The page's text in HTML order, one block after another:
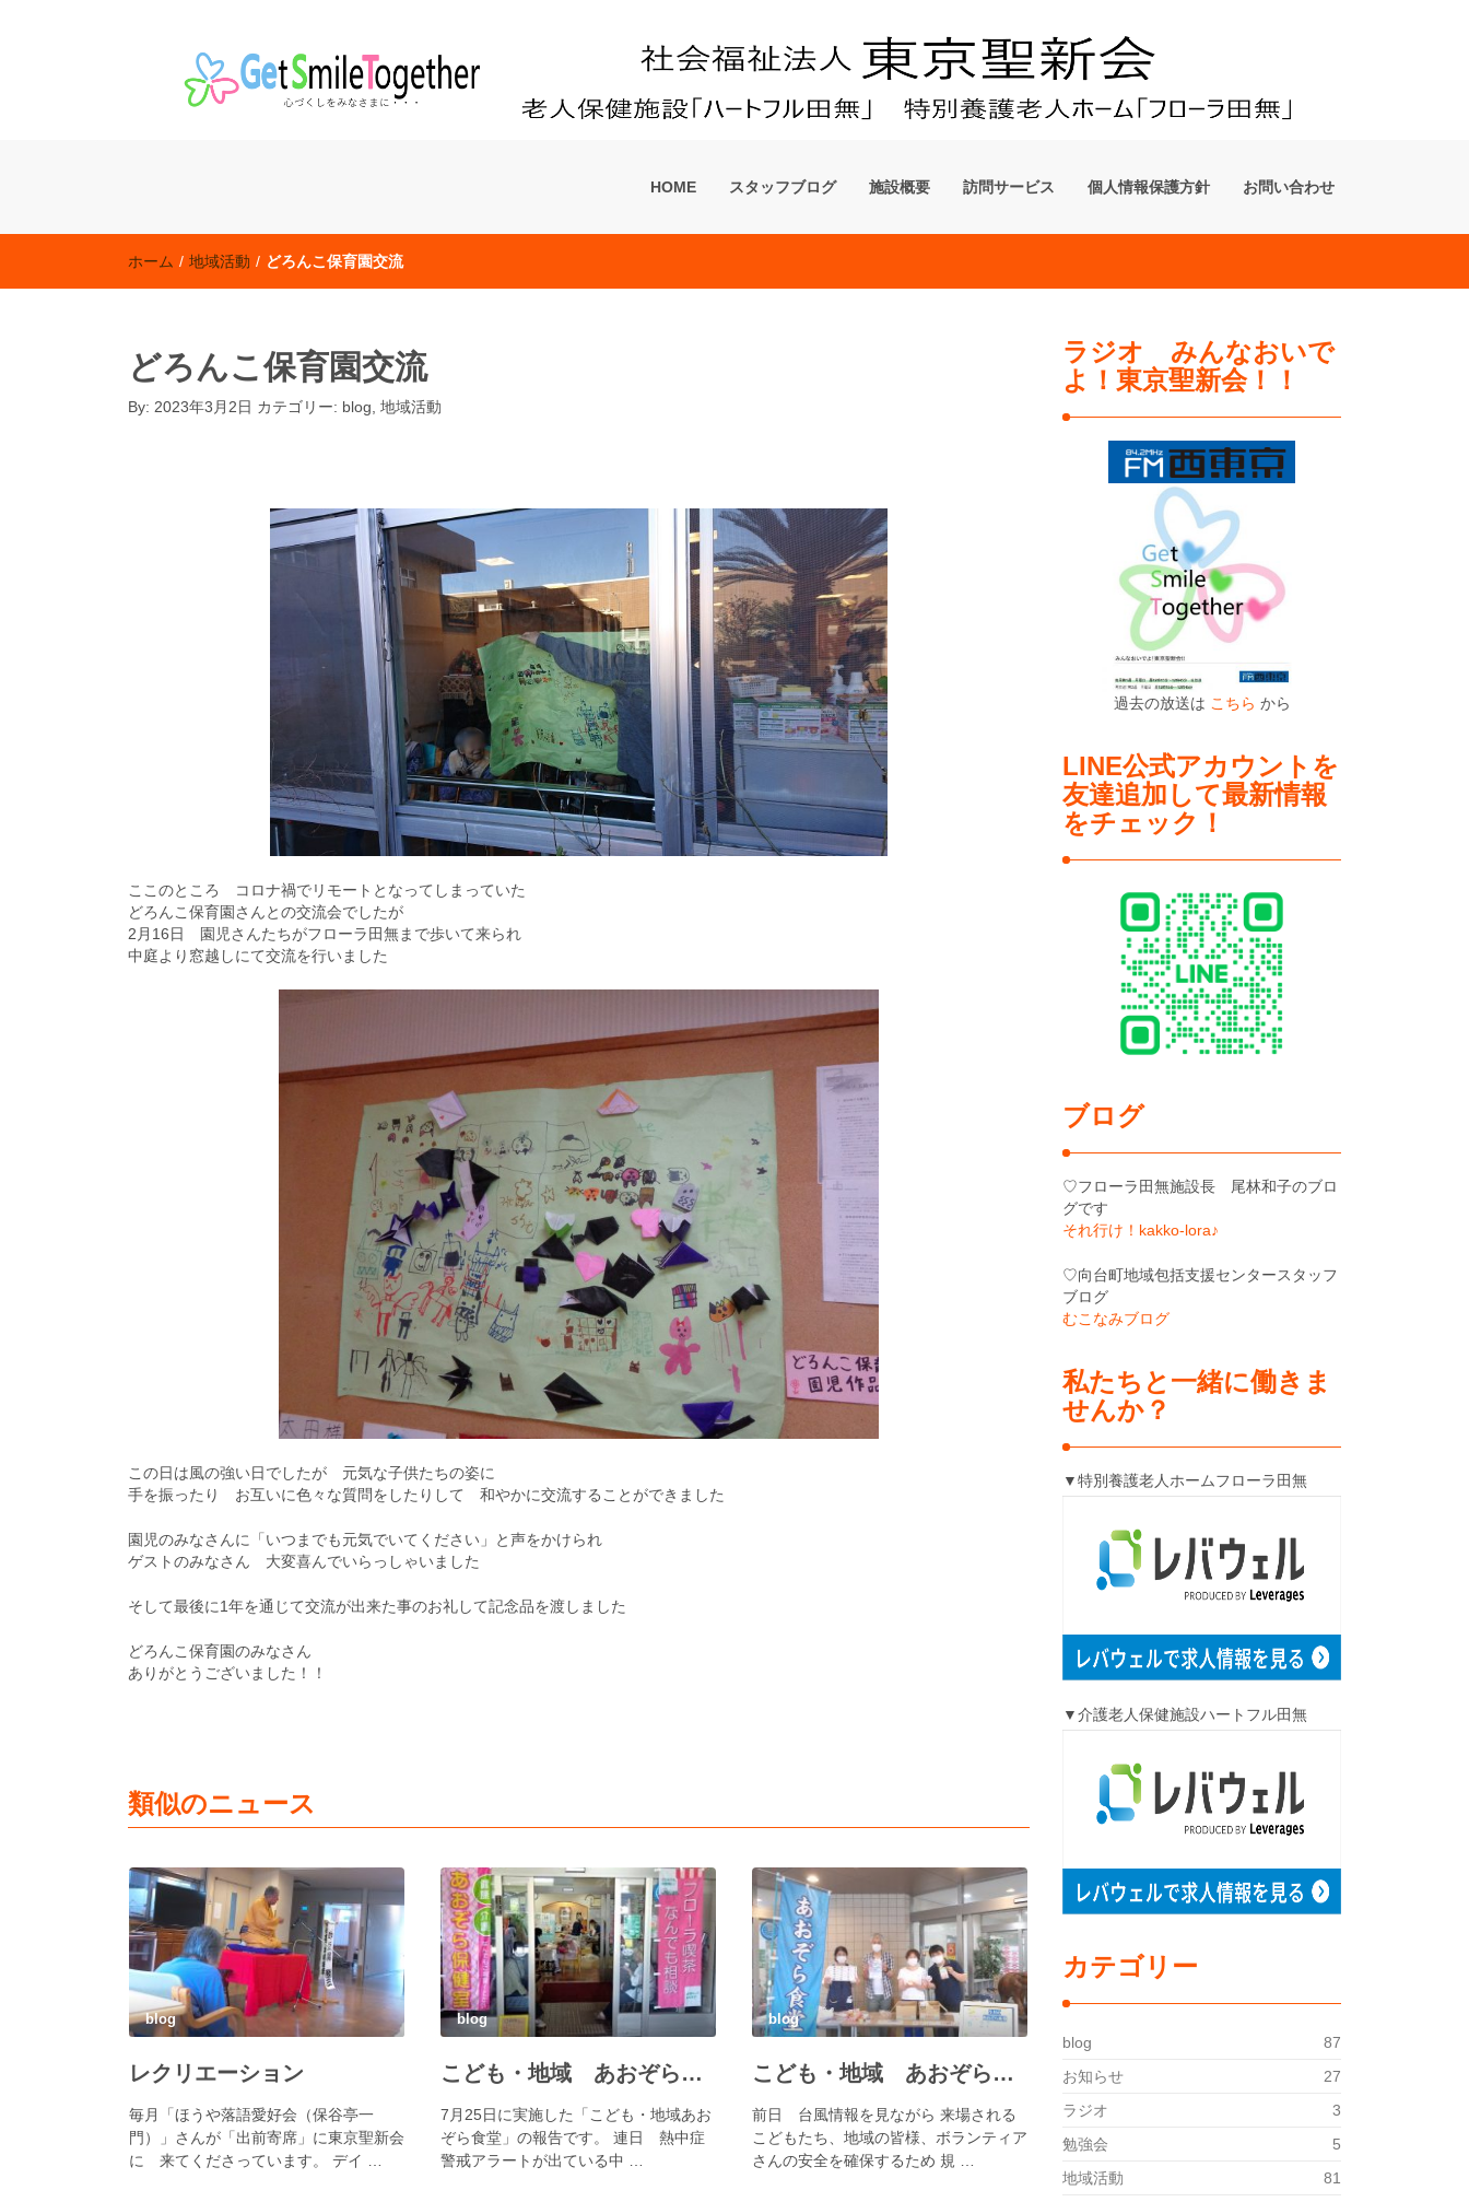
HOME スタッフブログ 施設概要 訪問サービス 個人情報保護方針 お問い合わせ
ホーム / 地域活動 / どろんこ保育園交流
どろんこ保育園交流
By: 2023年3月2日 カテゴリー: blog 地域活動
ここのところ コロナ禍でリモートとなってしまっていた
どろんこ保育園さんとの交流会でしたが
2月16日 園児さんたちがフローラ田無まで歩いて来られ
中庭より窓越しにて交流を行いました
この日は風の強い日でしたが 元気な子供たちの姿に
手を振ったり お互いに色々な質問をしたりして 和やかに交流することができました
園児のみなさんに「いつまでも元気でいてください」と声をかけられ
ゲストのみなさん 大変喜んでいらっしゃいました
そして最後に1年を通じて交流が出来た事のお礼して記念品を渡しました
どろんこ保育園のみなさん
ありがとうございました！！
類似のニュース
blog
レクリエーション
毎月「ほうや落語愛好会（保谷亭一
門）」さんが「出前寄席」に東京聖新会
に 来てくださっています。 デイ …
blog
こども・地域 あおぞら食堂（2026.07）
7月25日に実施した「こども・地域あお
ぞら食堂」の報告です。 連日 熱中症
警戒アラートが出ている中 …
blog
こども・地域 あおぞら食堂（2026.06）
前日 台風情報を見ながら 来場される
こどもたち、地域の皆様、ボランティア
さんの安全を確保するため 規 …
ラジオ みんなおいで
よ！東京聖新会！！
過去の放送は こちら から
LINE公式アカウントを
友達追加して最新情報
をチェック！
ブログ
♡フローラ田無施設長 尾林和子のブロ
グです
それ行け！kakko-lora♪
♡向台町地域包括支援センタースタッフ
ブログ
むこなみブログ
私たちと一緒に働きま
せんか？
▼特別養護老人ホームフローラ田無
▼介護老人保健施設ハートフル田無
カテゴリー
blog
87
お知らせ
27
ラジオ
3
勉強会
5
地域活動
81